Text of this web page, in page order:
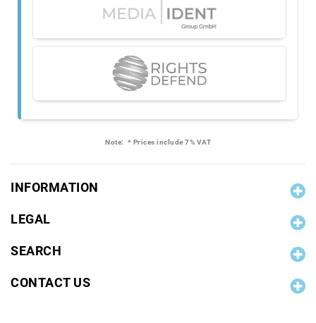
Note: * Prices include 7% VAT
INFORMATION
LEGAL
SEARCH
CONTACT US